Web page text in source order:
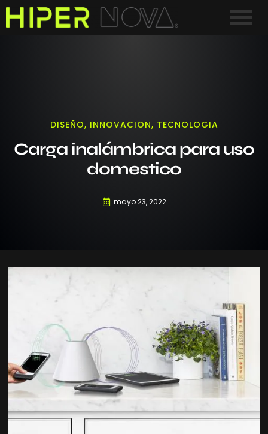
DISEÑO, INNOVACION, TECNOLOGIA
Carga inalámbrica para uso
domestico
mayo 23, 2022